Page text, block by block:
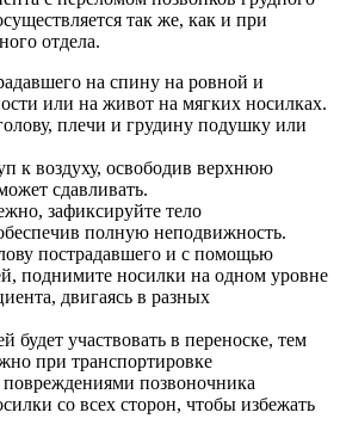
так же, как и при
отдела.
на спину на ровной и
или на живот на мягких носилках.
плечи и грудину подушку или
к воздуху, освободив верхнюю
сдавливать.
зафиксируйте тело
полную неподвижность.
пострадавшего и с помощью
поднимите носилки на одном уровне
двигаясь в разных
будет участвовать в переноске, тем
при транспортировке
повреждениями позвоночника
со всех сторон, чтобы избежать